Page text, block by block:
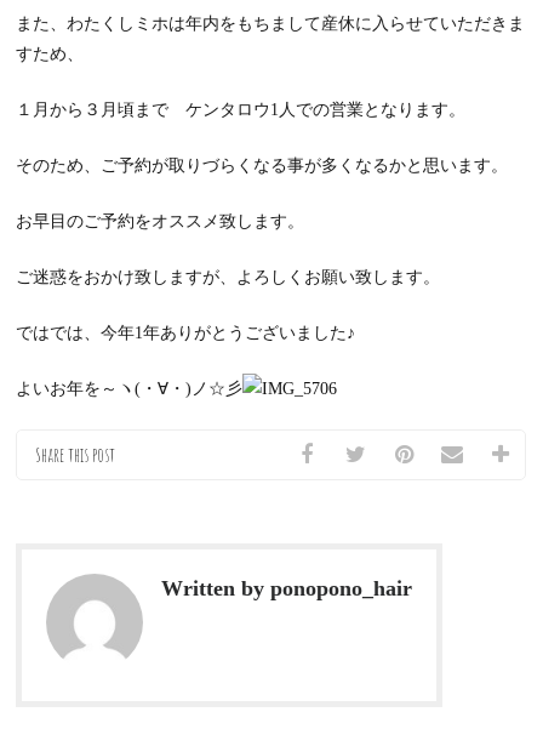
また、わたくしミホは年内をもちまして産休に入らせていただきま
すため、
１月から３月頃まで ケンタロウ1人での営業となります。
そのため、ご予約が取りづらくなる事が多くなるかと思います。
お早目のご予約をオススメ致します。
ご迷惑をおかけ致しますが、よろしくお願い致します。
ではでは、今年1年ありがとうございました♪
よいお年を～ヽ(・∀・)ノ☆彡
Share this post
Written by ponopono_hair